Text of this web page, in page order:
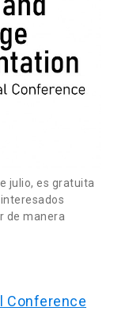
julio, es gratuita
de manera
Conference